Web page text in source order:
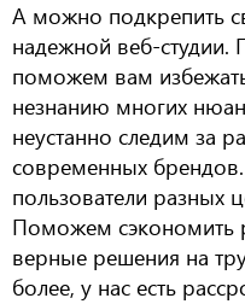
А можно подкрепить
надежной веб-
поможем вам
незнанию многих
неустанно следим за
современных брендов.
пользователи разных
Поможем сэкономить
верные решения на
более, у нас есть